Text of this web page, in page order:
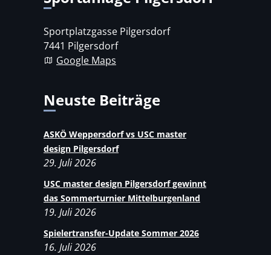
Sportplatzgasse Pilgersdorf
7441 Pilgersdorf
Google Maps
Neuste Beiträge
ASKÖ Weppersdorf vs USC master
design Pilgersdorf
29. Juli 2026
USC master design Pilgersdorf gewinnt
das Sommerturnier Mittelburgenland
19. Juli 2026
Spielertransfer-Update Sommer 2026
16. Juli 2026